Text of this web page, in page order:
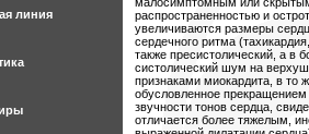
линия
распространенностью и
увеличиваются размеры
сердечного ритма
также пресистолический, а в
систолический шум на
признаками миокардита, в то
обусловленное прекращением
звучности тонов сердца,
отличается более тяжелым,